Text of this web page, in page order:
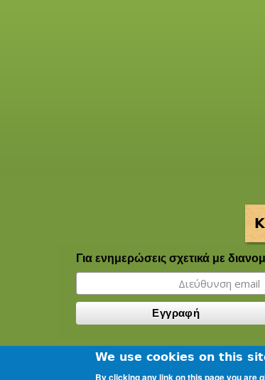
Για ενημερώσεις σχετικά με
We use cookies on this
By clicking any link on this page you are